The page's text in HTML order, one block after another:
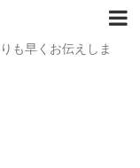
も早くお伝えしま